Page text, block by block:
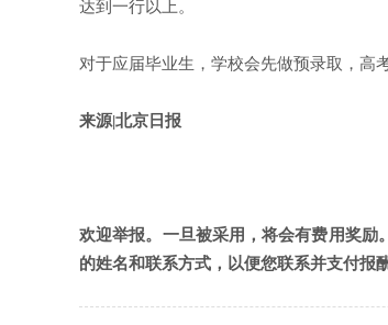
达到一行以上。
对于应届毕业生，学校会先做预录取，高
来源|北京日报
欢迎举报。一旦被采用，将会有费用奖励
的姓名和联系方式，以便您联系并支付报